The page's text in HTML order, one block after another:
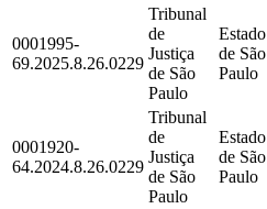
0001995-
69.2025.8.26.0229
Tribunal
de
Justiça
de São
Paulo
Estado
de São
Paulo
0001920-
64.2024.8.26.0229
Tribunal
de
Justiça
de São
Paulo
Estado
de São
Paulo